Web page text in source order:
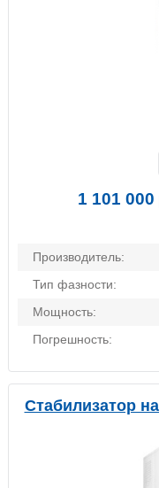
Производитель:
Тип фазности:
Мощность:
Погрешность:
1 101 000
Стабилизатор